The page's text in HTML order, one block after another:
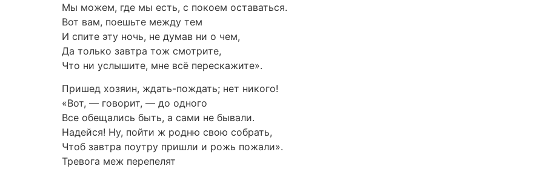
Мы можем, где мы есть, с покоем оставаться.
Вот вам, поешьте между тем
И спите эту ночь, не думав ни о чем,
Да только завтра тож смотрите,
Что ни услышите, мне всё перескажите».
Пришед хозяин, ждать-пождать; нет никого!
«Вот, — говорит, — до одного
Все обещались быть, а сами не бывали.
Надейся! Ну, пойти ж родню свою собрать,
Чтоб завтра поутру пришли и рожь пожали».
Тревога меж перепелят